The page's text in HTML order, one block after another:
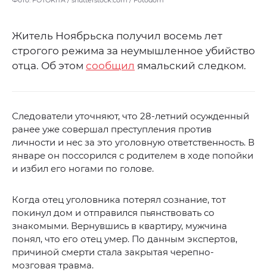
Житель Ноябрьска получил восемь лет
строгого режима за неумышленное убийство
отца. Об этом сообщил ямальский следком.
Следователи уточняют, что 28-летний осужденный
ранее уже совершал преступления против
личности и нес за это уголовную ответственность. В
январе он поссорился с родителем в ходе попойки
и избил его ногами по голове.
Когда отец уголовника потерял сознание, тот
покинул дом и отправился пьянствовать со
знакомыми. Вернувшись в квартиру, мужчина
понял, что его отец умер. По данным экспертов,
причиной смерти стала закрытая черепно-
мозговая травма.